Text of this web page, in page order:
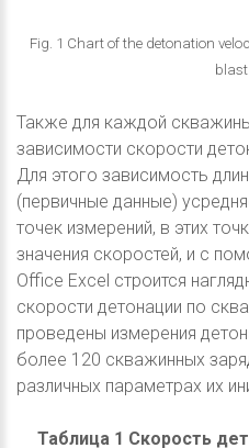
Fig. 1 Chart of the detonation
Также для каждой
зависимости скорости
Для этого зависимость
(первичные данные)
точек измерений, в этих
значения скоростей, и с
Office Excel строится
скорости детонации по
проведены измерения
более 120 скважинных
различных параметрах их
Таблица 1 Скорость